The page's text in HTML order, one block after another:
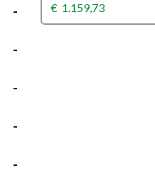
-
-
-
-
-
€ 1.159,73